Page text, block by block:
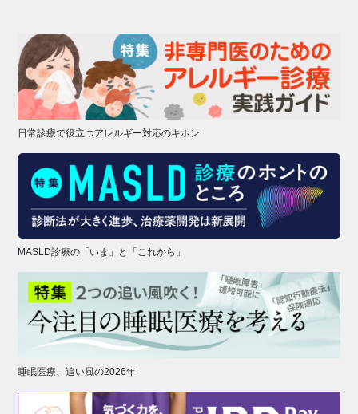
日常診療で役立つアレルギー対応のキホン
MASLD診療の「いま」と「これから」
睡眠医療、追い風の2026年